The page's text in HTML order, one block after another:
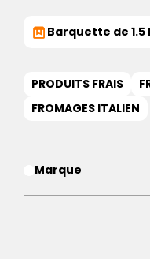
Barquette de 1.5
PRODUITS FRAIS
FROMAGES ITALIEN
Marque